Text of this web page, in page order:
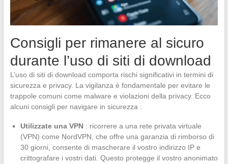
Consigli per rimanere al sicuro
durante l’uso di siti di download
L’uso di siti di download comporta rischi significativi in termini di
sicurezza e privacy. La vigilanza è fondamentale per evitare le
trappole comuni come malware e violazioni della privacy. Ecco
alcuni consigli per navigare in sicurezza :
Utilizzate una VPN: ricorrere a una rete privata virtuale
(VPN) come NordVPN, che offre una garanzia di rimborso di
30 giorni, consente di mascherare il vostro indirizzo IP e
crittografare i vostri dati. Questo protegge il vostro anonimato